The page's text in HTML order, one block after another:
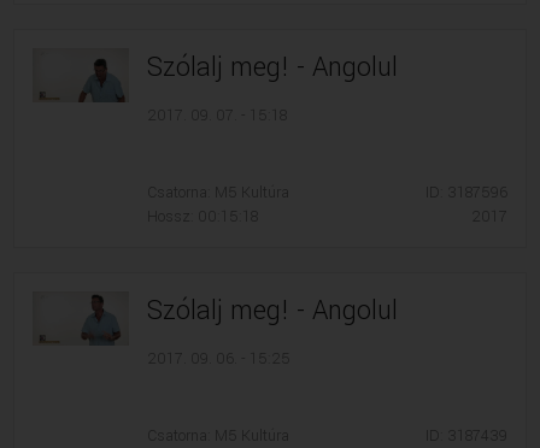
Szólalj meg! - Angolul
2017. 09. 07. - 15:18
Csatorna: M5 Kultúra
Hossz: 00:15:18
ID: 3187596
2017
Szólalj meg! - Angolul
2017. 09. 06. - 15:25
Csatorna: M5 Kultúra
ID: 3187439